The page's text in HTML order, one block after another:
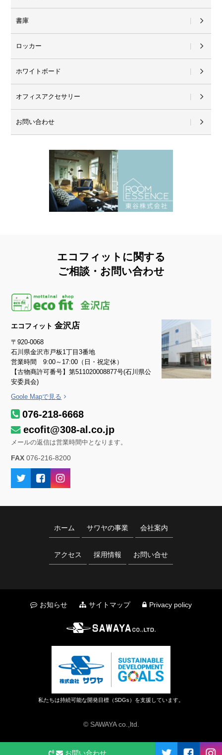
書庫
ロッカー
ホワイトボード
オフィスアクセサリー
お問い合わせ
エコフィットに関する
ご相談・お問い合わせ
エコフィット金沢店
〒920-0068
石川県金沢市戸板1丁目3番地
営業時間 9:00～17:00（日・祝定休）
【古物商許可番号】第511020008877号(石川県公
安委員会)
Goole Mapで見る
076-218-6668
ecofit@308-al.co.jp
メールの返信は営業時間中となります。
FAX 076-216-8200
お問い合わせ
ホーム サワヤの事業 会社案内
アクセス 採用情報 お問い合せ
お知らせ サイトマップ Privacy policy
私たちは持続可能な開発目標（SDGs）を支援しています。
© SAWAYA co.,ltd.